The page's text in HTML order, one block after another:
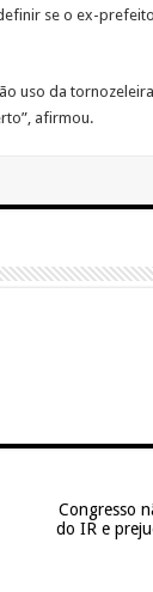
se o ex-
uso da
afirmou.
Congresso
do IR e